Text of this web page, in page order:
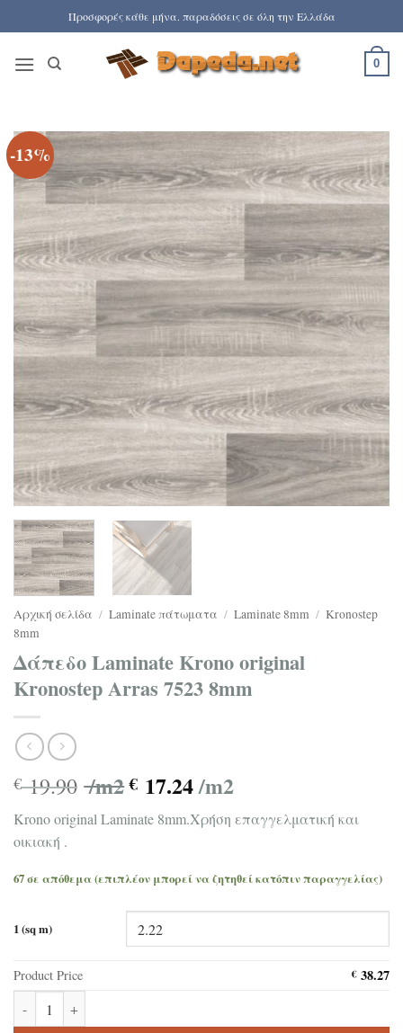
στο
περιεχόμενο
Προσφορές κάθε μήνα. παραδόσεις σε όλη την Ελλάδα
0
-13%
Αρχική σελίδα / Laminate πάτωματα / Laminate 8mm / Kronostep
8mm
Δάπεδο Laminate Krono original
Kronostep Arras 7523 8mm
€19.90 /m2 € 17.24/m2
Krono original Laminate 8mm.Χρήση επαγγελματική και
οικιακή .
67 σε απόθεμα (επιπλέον μπορεί να ζητηθεί κατόπιν παραγγελίας)
1 (sq m)
Product Price €38.27